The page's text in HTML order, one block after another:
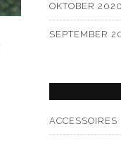
OKTOBER 2020
SEPTEMBER
ACCESSOIRES